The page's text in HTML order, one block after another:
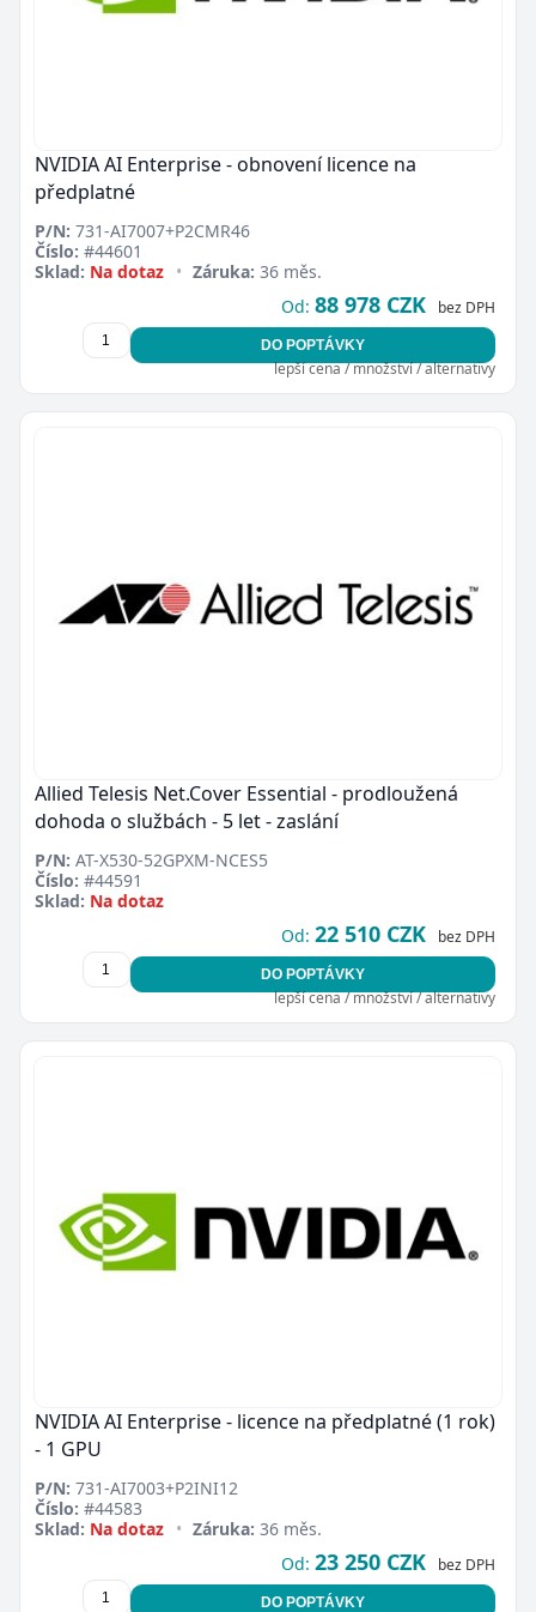
NVIDIA AI Enterprise - obnovení licence na
předplatné
P/N: 731-AI7007+P2CMR46
Číslo: #44601
Sklad: Na dotaz • Záruka: 36 měs.
Od: 88 978 CZK bez DPH
DO POPTÁVKY
lepší cena / množství / alternativy
Allied Telesis Net.Cover Essential - prodloužená
dohoda o službách - 5 let - zaslání
P/N: AT-X530-52GPXM-NCES5
Číslo: #44591
Sklad: Na dotaz
Od: 22 510 CZK bez DPH
DO POPTÁVKY
lepší cena / množství / alternativy
NVIDIA AI Enterprise - licence na předplatné (1 rok)
- 1 GPU
P/N: 731-AI7003+P2INI12
Číslo: #44583
Sklad: Na dotaz • Záruka: 36 měs.
Od: 23 250 CZK bez DPH
DO POPTÁVKY